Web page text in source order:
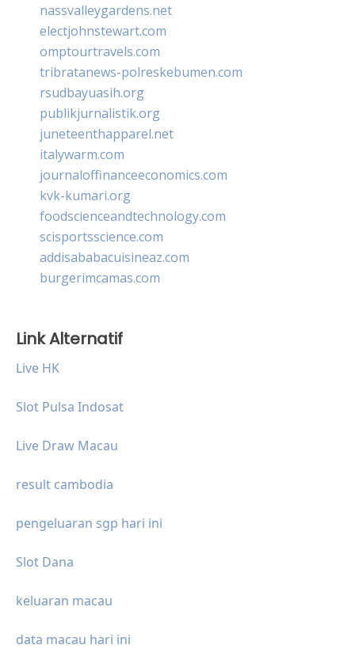
nassvalleygardens.net
electjohnstewart.com
omptourtravels.com
tribratanews-polreskebumen.com
rsudbayuasih.org
publikjurnalistik.org
juneteenthapparel.net
italywarm.com
journaloffinanceeconomics.com
kvk-kumari.org
foodscienceandtechnology.com
scisportsscience.com
addisababacuisineaz.com
burgerimcamas.com
Link Alternatif
Live HK
Slot Pulsa Indosat
Live Draw Macau
result cambodia
pengeluaran sgp hari ini
Slot Dana
keluaran macau
data macau hari ini